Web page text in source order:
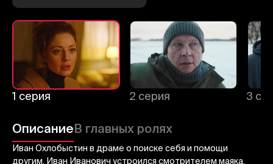
1 серия 2 серия 3
ОписаниеВ главных ролях
Иван Охлобыстин в драме о поиске себя и помощи
другим. Иван Иванович устроился смотрителем маяка,